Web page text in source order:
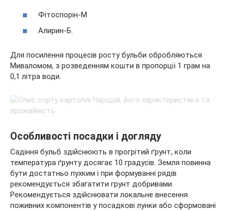
Фітоспорін-М
Алирин-Б.
Для посилення процесів росту бульби обробляються
Миваломом, з розведенням кошти в пропорції 1 грам на
0,1 літра води.
Особливості посадки і догляду
Садіння бульб здійснюють в прогрітий ґрунт, коли
температура ґрунту досягає 10 градусів. Земля повинна
бути достатньо пухким і при формуванні рядів
рекомендується збагатити грунт добривами.
Рекомендується здійснювати локальне внесення
поживних компонентів у посадкові лунки або сформовані